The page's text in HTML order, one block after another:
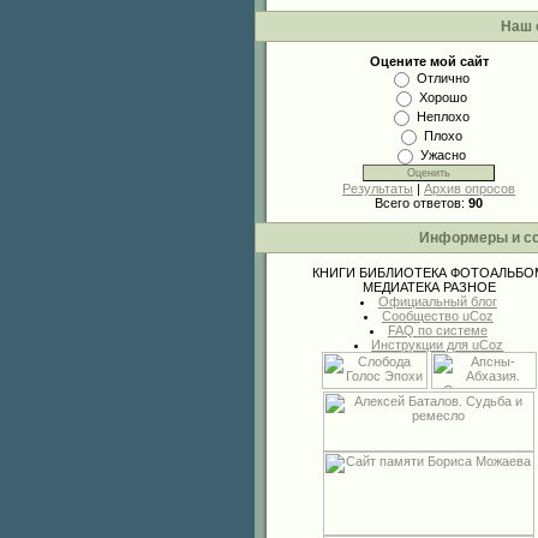
Наш
Оцените мой сайт
Отлично
Хорошо
Неплохо
Плохо
Ужасно
Результаты | Архив опросов
Всего ответов: 90
Информеры и
КНИГИ БИБЛИОТЕКА
МЕДИАТЕКА РАЗНОЕ
Официальный блог
Сообщество uCoz
FAQ по системе
Инструкции для uCoz